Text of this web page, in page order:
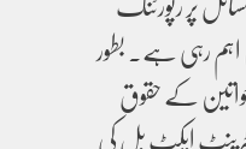
رہی ہے۔ بطور
کے حقوق